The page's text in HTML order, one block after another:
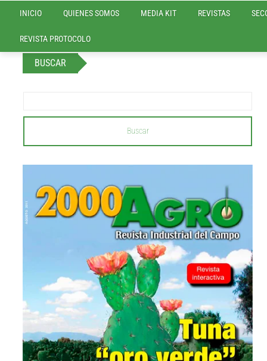
INICIO QUIENES SOMOS MEDIA KIT REVISTAS
REVISTA PROTOCOLO
BUSCAR
Buscar